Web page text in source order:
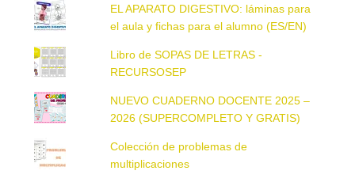
EL APARATO DIGESTIVO: láminas para
el aula y fichas para el alumno (ES/EN)
Libro de SOPAS DE LETRAS -
RECURSOSEP
NUEVO CUADERNO DOCENTE 2025 –
2026 (SUPERCOMPLETO Y GRATIS)
Colección de problemas de
multiplicaciones